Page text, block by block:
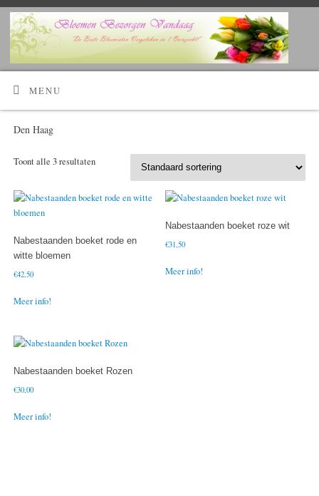
Voordelig bloemen bestellen en laten bezorgen? Kijk Hier!
MENU
Den Haag
Toont alle 3 resultaten
Nabestaanden boeket rode en
witte bloemen
€42,50
Meer info!
Nabestaanden boeket roze wit
€31,50
Meer info!
Nabestaanden boeket Rozen
€30,00
Meer info!